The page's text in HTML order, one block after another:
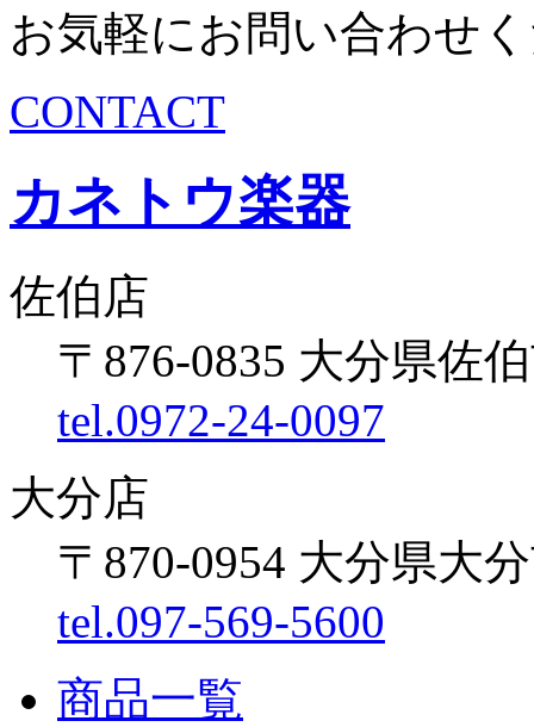
お気軽にお問い合わせ
CONTACT
カネトウ楽器
佐伯店
〒876-0835 大分県佐
tel.0972-24-0097
大分店
〒870-0954 大分県大
tel.097-569-5600
商品一覧